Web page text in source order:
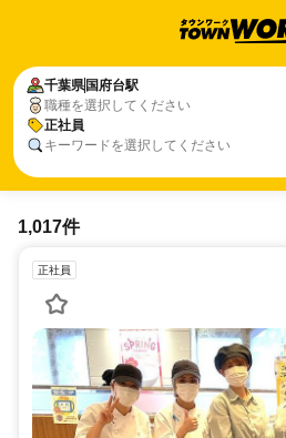
千葉県 国府台駅
職種を選択してください
正社員
キーワードを選択してください
千葉県 国府台駅
正社員
1,017件
正社員